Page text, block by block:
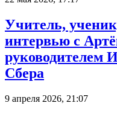
Учитель,
интервью с
руководителем
Сбера
9 апреля 2026, 21:07